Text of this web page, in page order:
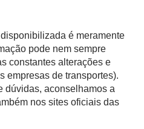
é meramente
pode nem sempre
constantes alterações e
empresas de transportes).
dúvidas, aconselhamos a
nos sites oficiais das